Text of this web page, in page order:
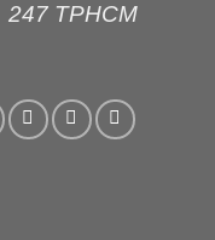
247 TPHCM